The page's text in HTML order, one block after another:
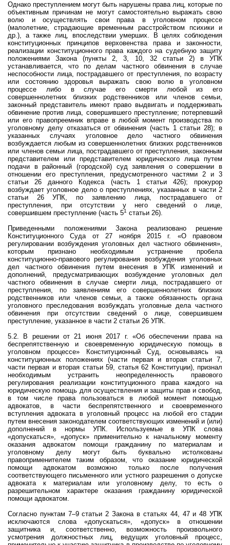
Однако преступлением могут быть нарушены права лиц, которые по
объективным причинам не могут самостоятельно выражать свою
волю и осуществлять свои права в уголовном процессе
(малолетние, страдающие временным расстройством психики и
др.), а также лиц, впоследствии умерших. В целях соблюдения
конституционных принципов верховенства права и законности,
реализации конституционного права каждого на судебную защиту
положениями Закона (пункты 2, 3, 10, 32 статьи 2) в УПК
устанавливается, что по делам частного обвинения в случае
неспособности лица, пострадавшего от преступления, по возрасту
или состоянию здоровья выражать свою волю в уголовном
процессе либо в случае его смерти любой из его
совершеннолетних близких родственников или членов семьи,
законный представитель имеют право выдвигать и поддерживать
обвинение против лица, совершившего преступление; потерпевший
или его правопреемник вправе в любой момент производства по
уголовному делу отказаться от обвинения (часть 1 статьи 28); в
указанных случаях уголовное дело частного обвинения
возбуждается любым из совершеннолетних близких родственников
или членов семьи лица, пострадавшего от преступления, законным
представителем или представителем юридического лица путем
подачи в районный (городской) суд заявления о совершении в
отношении его преступления, предусмотренного частями 2 и 3
статьи 26 данного Кодекса (часть 1 статьи 426); прокурор
возбуждает уголовное дело о преступлениях, указанных в части 2
статьи 26 УПК, по заявлению лица, пострадавшего от
преступления, при отсутствии у него сведений о лице,
совершившем преступление (часть 51 статьи 26).
Приведенными положениями Закона реализовано решение
Конституционного Суда от 27 ноября 2015 г. «О правовом
регулировании возбуждения уголовных дел частного обвинения»,
которым признано необходимым устранение пробела
конституционно-правового регулирования возбуждения уголовных
дел частного обвинения путем внесения в УПК изменений и
дополнений, предусматривающих возбуждение уголовных дел
частного обвинения в случае смерти лица, пострадавшего от
преступления, по заявлениям его совершеннолетних близких
родственников или членов семьи, а также обязанность органа
уголовного преследования возбуждать уголовные дела частного
обвинения при отсутствии сведений о лице, совершившем
преступление, указанное в части 2 статьи 26 УПК.
5.2. В решении от 21 июня 2017 г. «Об обеспечении права на
беспрепятственную и своевременную юридическую помощь в
уголовном процессе» Конституционный Суд, основываясь на
конституционных положениях (части первая и вторая статьи 7,
части первая и вторая статьи 59, статья 62 Конституции), признал
необходимым устранить неопределенность правового
регулирования реализации конституционного права каждого на
юридическую помощь для осуществления и защиты прав и свобод,
в том числе права пользоваться в любой момент помощью
адвокатов, в части беспрепятственного и своевременного
вступления адвоката в уголовный процесс на любой его стадии
путем внесения законодателем соответствующих изменений и (или)
дополнений в нормы УПК. Используемые в УПК слова
«допускаться», «допуск» применительно к начальному моменту
оказания адвокатом помощи гражданину по материалам и
уголовному делу могут быть буквально истолкованы
правоприменителем таким образом, что оказание юридической
помощи адвокатом возможно только после получения
соответствующего письменного или устного разрешения о допуске
адвоката к материалам или уголовному делу, то есть о
разрешительном характере оказания гражданину юридической
помощи адвокатом.
Согласно пунктам 7–9 статьи 2 Закона в статьях 44, 47 и 48 УПК
исключаются слова «допускаться», «допуск» в отношении
защитника и, соответственно, возможность произвольного
усмотрения должностных лиц, ведущих уголовный процесс,